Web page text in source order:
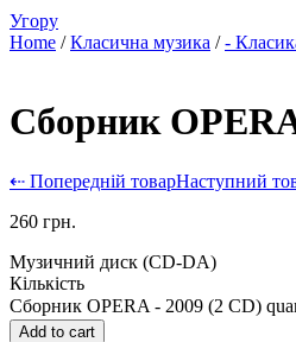
Угору
Home /Класична музика /-
Сборник
⇠ Попередній товарНаступний
260 грн.
Музичний диск (CD-DA)
Кількість
Сборник OPERA - 2009 (2 CD)
Add to cart